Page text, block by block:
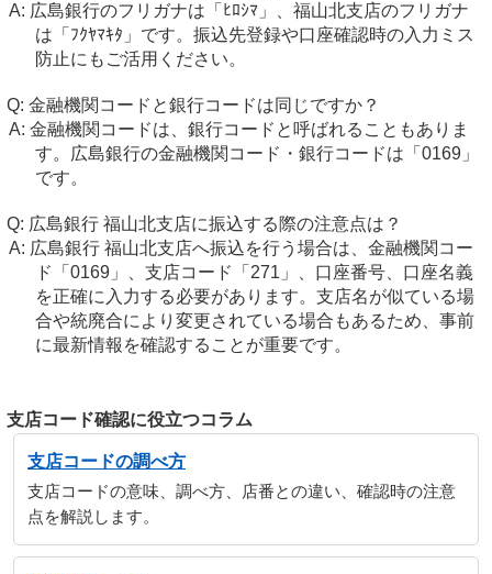
広島銀行のフリガナは「ﾋﾛｼﾏ」、福山北支店のフリガナ
は「ﾌｸﾔﾏｷﾀ」です。振込先登録や口座確認時の入力ミス
防止にもご活用ください。
金融機関コードと銀行コードは同じですか？
金融機関コードは、銀行コードと呼ばれることもありま
す。広島銀行の金融機関コード・銀行コードは「0169」
です。
広島銀行 福山北支店に振込する際の注意点は？
広島銀行 福山北支店へ振込を行う場合は、金融機関コー
ド「0169」、支店コード「271」、口座番号、口座名義
を正確に入力する必要があります。支店名が似ている場
合や統廃合により変更されている場合もあるため、事前
に最新情報を確認することが重要です。
支店コード確認に役立つコラム
支店コードの調べ方
支店コードの意味、調べ方、店番との違い、確認時の注意
点を解説します。